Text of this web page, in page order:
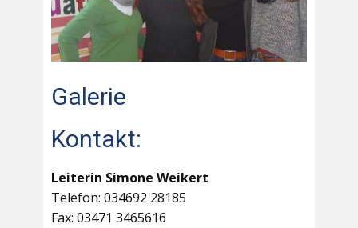
Galerie
Kontakt:
Leiterin Simone Weikert
Telefon: 034692 28185
Fax: 03471 3465616